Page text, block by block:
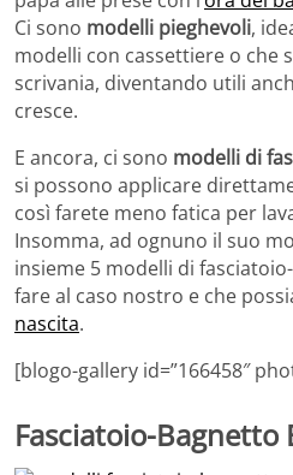
Ci sono modelli pieghevoli,
modelli con cassettiere o che
scrivania, diventando utili
cresce.
E ancora, ci sono modelli di
si possono applicare
così farete meno fatica per
Insomma, ad ognuno il suo
insieme 5 modelli di
fare al caso nostro e che
nascita.
[blogo-gallery id=”166458″
Fasciatoio-Bagnetto